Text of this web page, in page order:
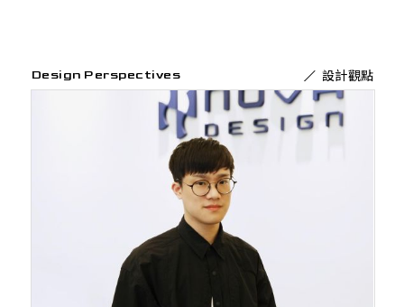
Design Perspectives 設計觀點